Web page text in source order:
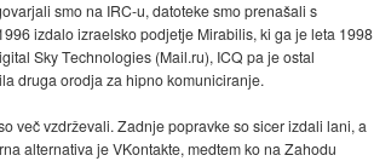
smo na IRC-u, datoteke smo prenašali s
izdalo izraelsko podjetje Mirabilis, ki ga je leta 1998
Sky Technologies (Mail.ru), ICQ pa je ostal
druga orodja za hipno komuniciranje.
več vzdrževali. Zadnje popravke so sicer izdali lani, a
alternativa je VKontakte, medtem ko na Zahodu